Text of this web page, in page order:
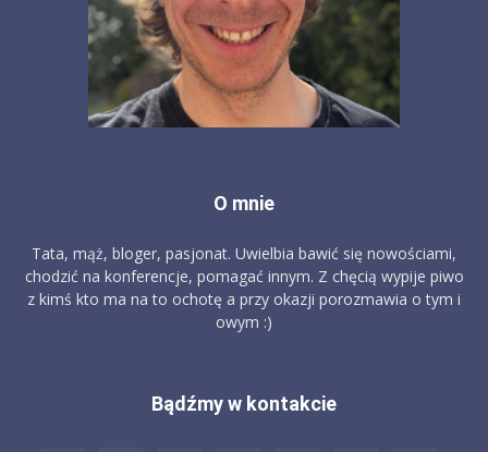
O mnie
Tata, mąż, bloger, pasjonat. Uwielbia bawić się nowościami,
chodzić na konferencje, pomagać innym. Z chęcią wypije piwo
z kimś kto ma na to ochotę a przy okazji porozmawia o tym i
owym :)
Bądźmy w kontakcie